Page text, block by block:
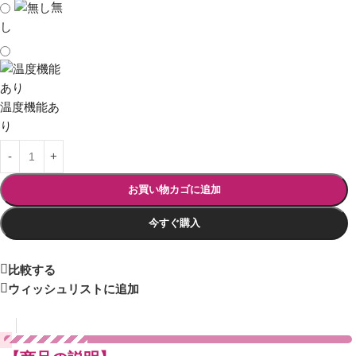
無
し
温度機能あ
り
お買い物カゴに追加
今すぐ購入
比較する
ウィッシュリストに追加